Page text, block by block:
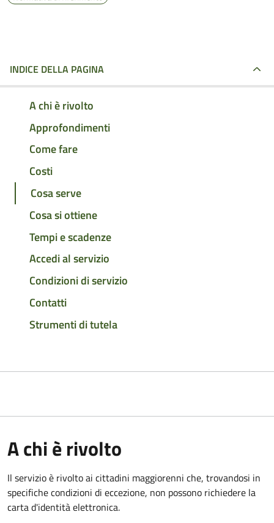
INDICE DELLA PAGINA
A chi è rivolto
Approfondimenti
Come fare
Costi
Cosa serve
Cosa si ottiene
Tempi e scadenze
Accedi al servizio
Condizioni di servizio
Contatti
Strumenti di tutela
A chi è rivolto
Il servizio è rivolto ai cittadini maggiorenni che, trovandosi in
specifiche condizioni di eccezione, non possono richiedere la
carta d'identità elettronica.